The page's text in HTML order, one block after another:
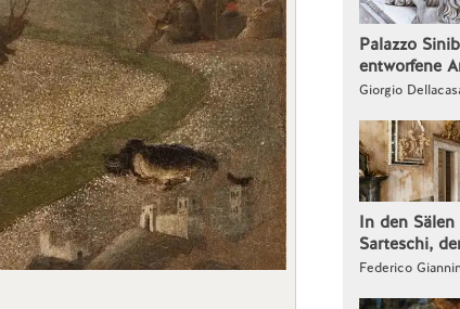
Palazzo
entworfene
Giorgio
In den
Sarteschi,
Federico